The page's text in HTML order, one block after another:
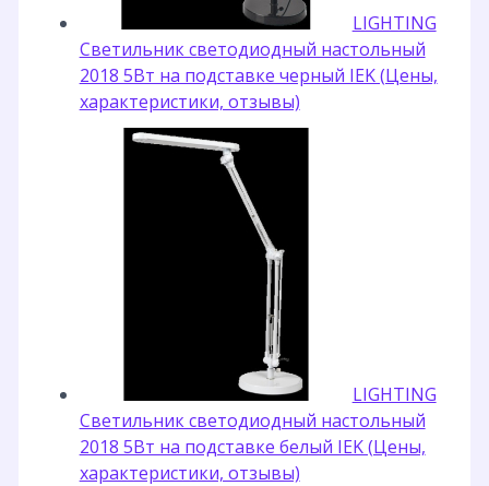
LIGHTING
Светильник светодиодный настольный
2018 5Вт на подставке черный IEK (Цены,
характеристики, отзывы)
LIGHTING
Светильник светодиодный настольный
2018 5Вт на подставке белый IEK (Цены,
характеристики, отзывы)